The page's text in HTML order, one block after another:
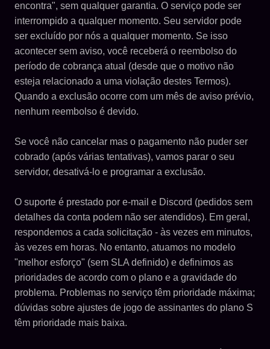
encontra", sem qualquer garantia. O serviço pode ser
interrompido a qualquer momento. Seu servidor pode
ser excluído por nós a qualquer momento. Se isso
acontecer sem aviso, você receberá o reembolso do
período de cobrança atual (desde que o motivo não
esteja relacionado a uma violação destes Termos).
Quando a exclusão ocorre com um mês de aviso prévio,
nenhum reembolso é devido.
Se você não cancelar mas o pagamento não puder ser
cobrado (após várias tentativas), vamos parar o seu
servidor, desativá-lo e programar a exclusão.
O suporte é prestado por e-mail e Discord (pedidos sem
detalhes da conta podem não ser atendidos). Em geral,
respondemos a cada solicitação - às vezes em minutos,
às vezes em horas. No entanto, atuamos no modelo
"melhor esforço" (sem SLA definido) e definimos as
prioridades de acordo com o plano e a gravidade do
problema. Problemas no serviço têm prioridade máxima;
dúvidas sobre ajustes de jogo de assinantes do plano S
têm prioridade mais baixa.